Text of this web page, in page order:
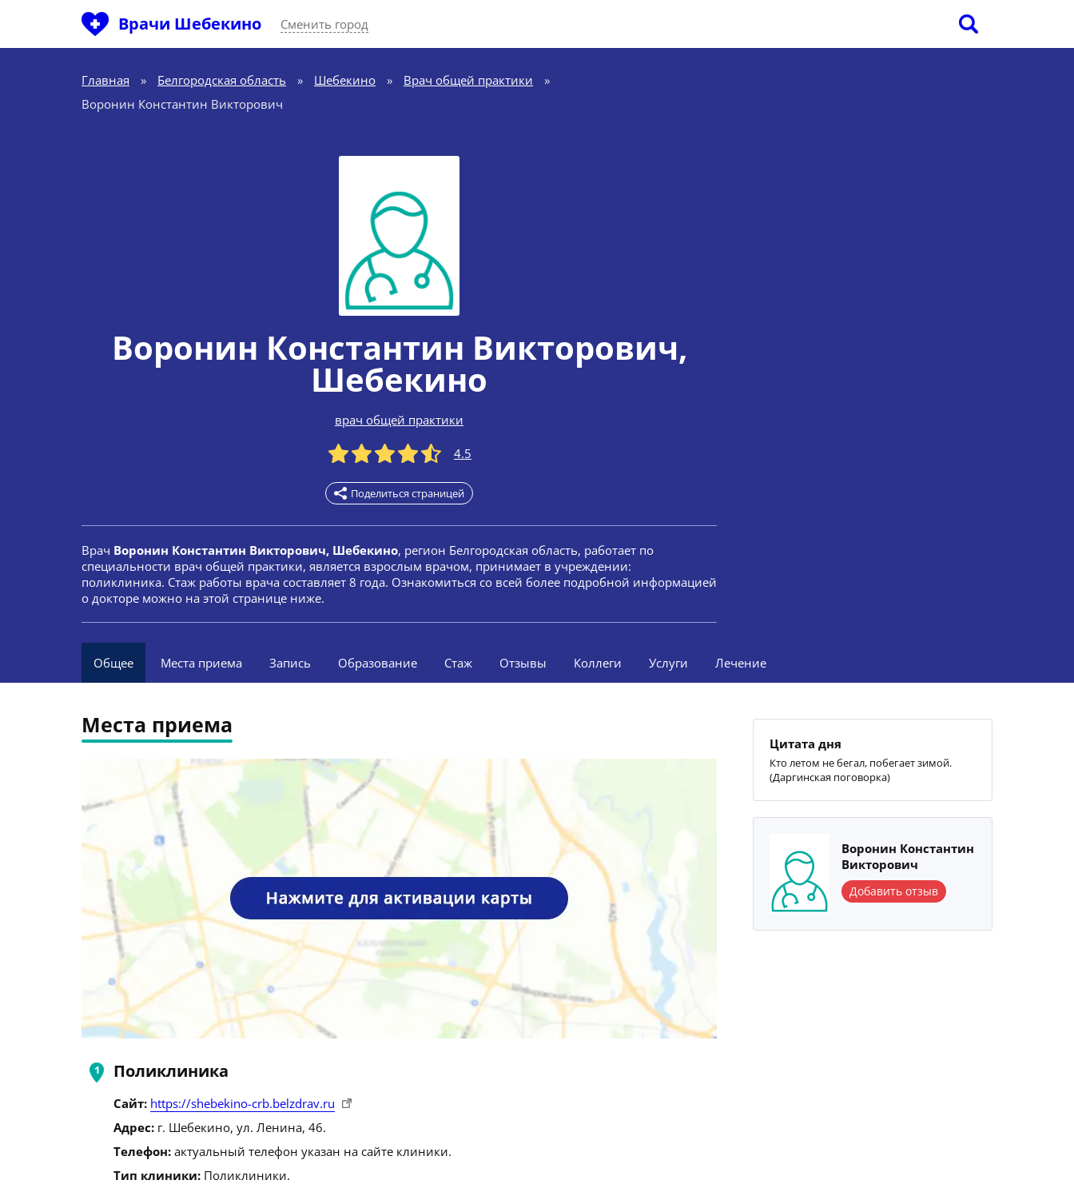
Врачи Шебекино Сменить город
Главная » Белгородская область » Шебекино » Врач общей практики
»
Воронин Константин Викторович
Воронин Константин Викторович,
Шебекино
врач общей практики
4.5
Поделиться страницей
Врач Воронин Константин Викторович, Шебекино, регион Белгородская область, работает по
специальности врач общей практики, является взрослым врачом, принимает в учреждении:
поликлиника. Стаж работы врача составляет 8 года. Ознакомиться со всей более подробной информацией
о докторе можно на этой странице ниже.
Общее Места приема Запись Образование Стаж Отзывы Коллеги Услуги Лечение
Места приема
Поликлиника
Сайт: https://shebekino-crb.belzdrav.ru
Адрес: г. Шебекино, ул. Ленина, 46.
Телефон: актуальный телефон указан на сайте клиники.
Тип клиники: Поликлиники.
Цитата дня
Кто летом не бегал, побегает зимой.
(Даргинская поговорка)
Воронин Константин
Викторович
Добавить отзыв